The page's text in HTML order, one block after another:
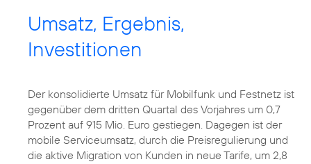
Umsatz, Ergebnis,
Investitionen
Der konsolidierte Umsatz für Mobilfunk und Festnetz ist
gegenüber dem dritten Quartal des Vorjahres um 0,7
Prozent auf 915 Mio. Euro gestiegen. Dagegen ist der
mobile Serviceumsatz, durch die Preisregulierung und
die aktive Migration von Kunden in neue Tarife, um 2,8